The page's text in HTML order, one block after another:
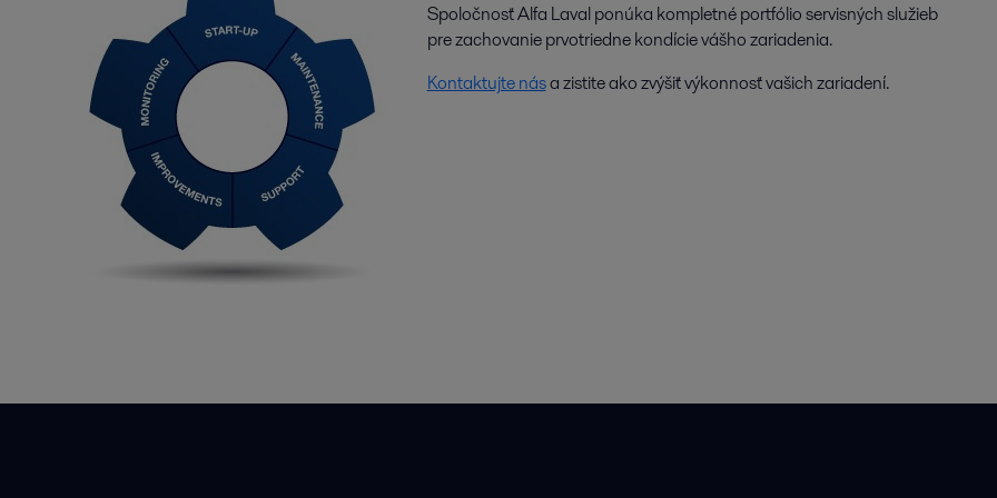
Spoločnosť Alfa Laval ponúka kompletné portfólio servisných služieb
pre zachovanie prvotriedne kondície vášho zariadenia.
Kontaktujte nása zistite ako zvýšiť výkonnosť vašich zariadení.